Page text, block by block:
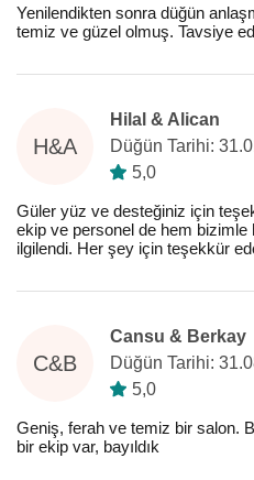
Yenilendikten sonra düğün
temiz ve güzel olmuş. Tavsiye
H&A
Hilal & Alican
Düğün Tarihi:
5,0
Güler yüz ve desteğiniz için
ekip ve personel de hem
ilgilendi. Her şey için teşekkür
C&B
Cansu & Berkay
Düğün Tarihi:
5,0
Geniş, ferah ve temiz bir salon.
bir ekip var, bayıldık